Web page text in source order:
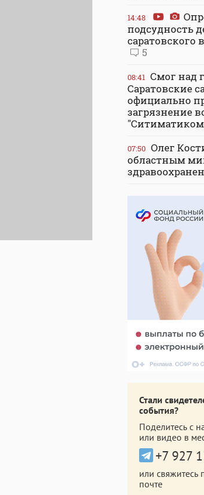
14:48
подсудность
саратовского
5
08:41 Смог над
Саратовские
официально
загрязнение
07:50 Олег
областным
Стали
события?
Поделитесь с
или видео в
+7 927
или свяжитесь
почте